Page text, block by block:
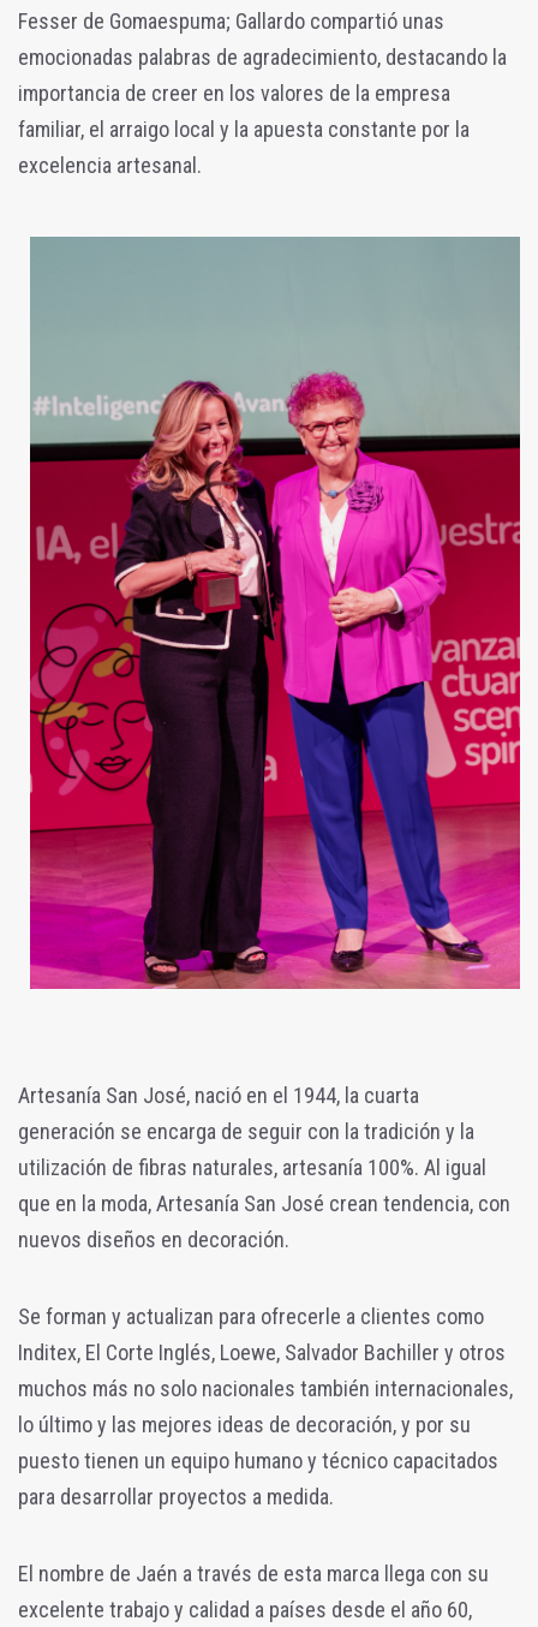
Fesser de Gomaespuma; Gallardo compartió unas
emocionadas palabras de agradecimiento, destacando la
importancia de creer en los valores de la empresa
familiar, el arraigo local y la apuesta constante por la
excelencia artesanal.
Artesanía San José, nació en el 1944, la cuarta
generación se encarga de seguir con la tradición y la
utilización de fibras naturales, artesanía 100%. Al igual
que en la moda, Artesanía San José crean tendencia, con
nuevos diseños en decoración.
Se forman y actualizan para ofrecerle a clientes como
Inditex, El Corte Inglés, Loewe, Salvador Bachiller y otros
muchos más no solo nacionales también internacionales,
lo último y las mejores ideas de decoración, y por su
puesto tienen un equipo humano y técnico capacitados
para desarrollar proyectos a medida.
El nombre de Jaén a través de esta marca llega con su
excelente trabajo y calidad a países desde el año 60,